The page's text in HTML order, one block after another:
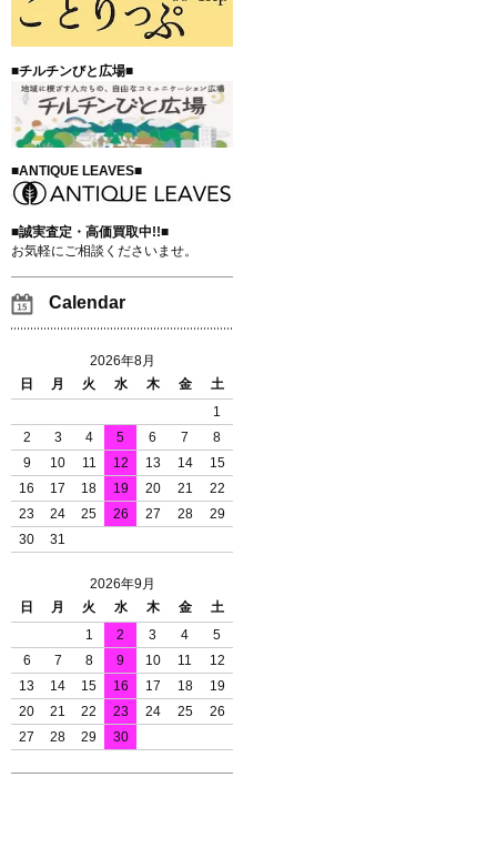
■チルチンびと広場■
■ANTIQUE LEAVES■
■誠実査定・高価買取中!!■
お気軽にご相談くださいませ。
Calendar
2026年8月
日
月 火 水 木 金
土
1
2
3 4 5 6 7
8
9
10 11 12 13 14
15
16
17 18 19 20 21
22
23
24 25 26 27 28
29
30
31
2026年9月
日
月 火 水 木 金
土
1
2 3 4
5
6
7 8 9 10 11
12
13
14 15 16 17 18
19
20
21 22 23 24 25
26
27
28 29 30